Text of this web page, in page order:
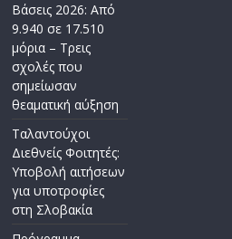
Βάσεις 2026: Από
9.940 σε 17.510
μόρια – Τρεις
σχολές που
σημείωσαν
θεαματική αύξηση
Ταλαντούχοι
Διεθνείς Φοιτητές:
Υποβολή αιτήσεων
για υποτροφίες
στη Σλοβακία